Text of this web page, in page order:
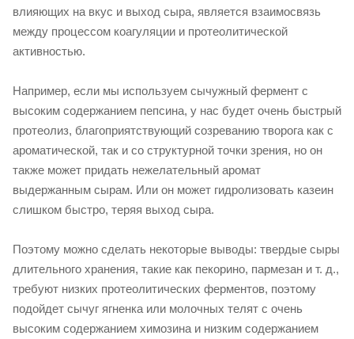
влияющих на вкус и выход сыра, является взаимосвязь
между процессом коагуляции и протеолитической
активностью.
Например, если мы используем сычужный фермент с
высоким содержанием пепсина, у нас будет очень быстрый
протеолиз, благоприятствующий созреванию творога как с
ароматической, так и со структурной точки зрения, но он
также может придать нежелательный аромат
выдержанным сырам. Или он может гидролизовать казеин
слишком быстро, теряя выход сыра.
Поэтому можно сделать некоторые выводы: твердые сыры
длительного хранения, такие как пекорино, пармезан и т. д.,
требуют низких протеолитических ферментов, поэтому
подойдет сычуг ягненка или молочных телят с очень
высоким содержанием химозина и низким содержанием